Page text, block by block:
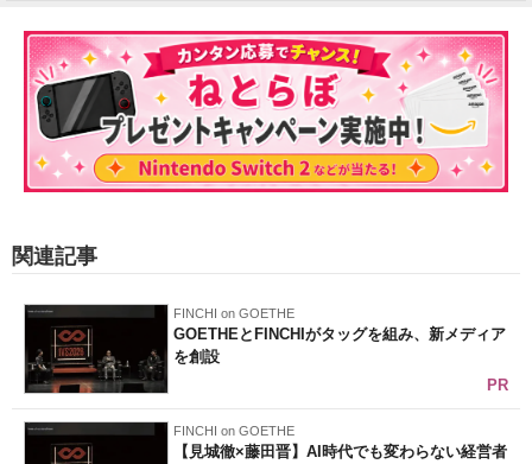
関連記事
FINCHI on GOETHE
GOETHEとFINCHIがタッグを組み、新メディア
を創設
PR
FINCHI on GOETHE
【見城徹×藤田晋】AI時代でも変わらない経営者